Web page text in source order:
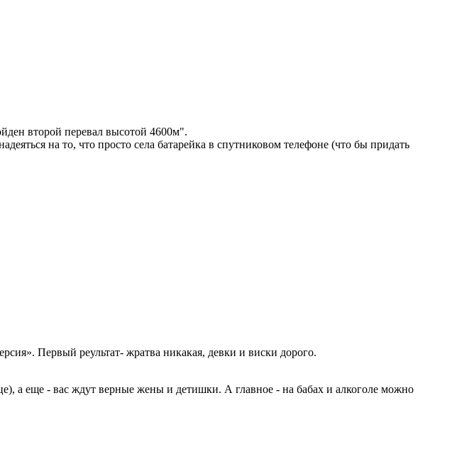
второй перевал высотой 4600м".
на то, что просто села батарейка в спутниковом телефоне (что бы придать
Первый реультат- жратва никакая, девки и виски дорого.
а еще - вас ждут верные жены и детишки. А главное - на бабах и алкоголе можно